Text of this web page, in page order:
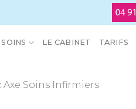
SOINS LE CABINET TARIFS
Soins Infirmiers